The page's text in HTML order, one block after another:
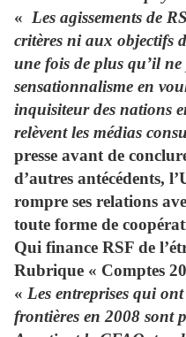
« Les agissements de
critères ni aux objectifs
une fois de plus qu’il
sensationnalisme en
inquisiteur des nations
relèvent les médias
presse avant de
d’autres antécédents,
rompre ses relations
toute forme de
Qui finance RSF de
Rubrique « Comptes
« Les entreprises qui
frontières en 2008 sont